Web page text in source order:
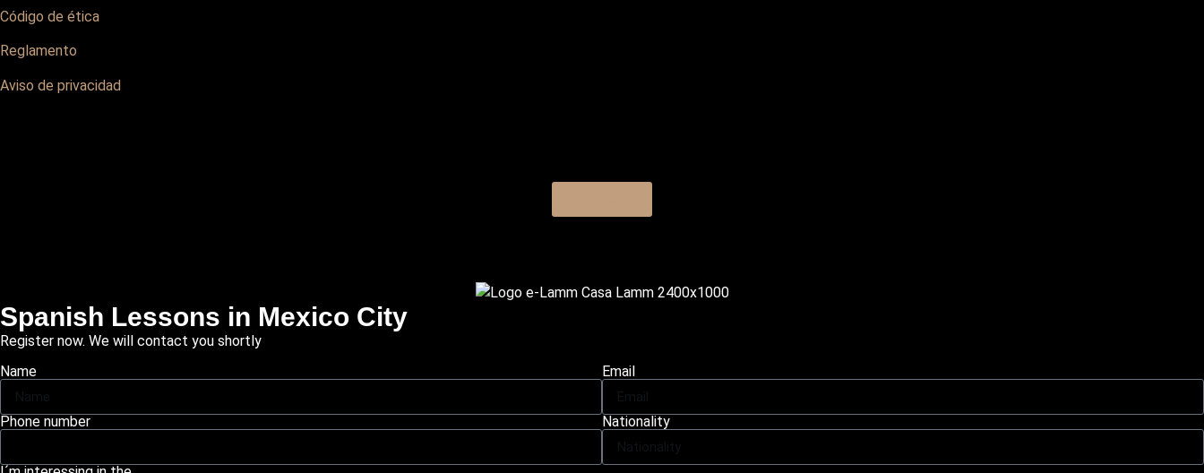
Código de ética
Reglamento
Aviso de privacidad
Spanish Lessons in Mexico City​
Register now. We will contact you shortly
Name
Email
Phone number Nationality